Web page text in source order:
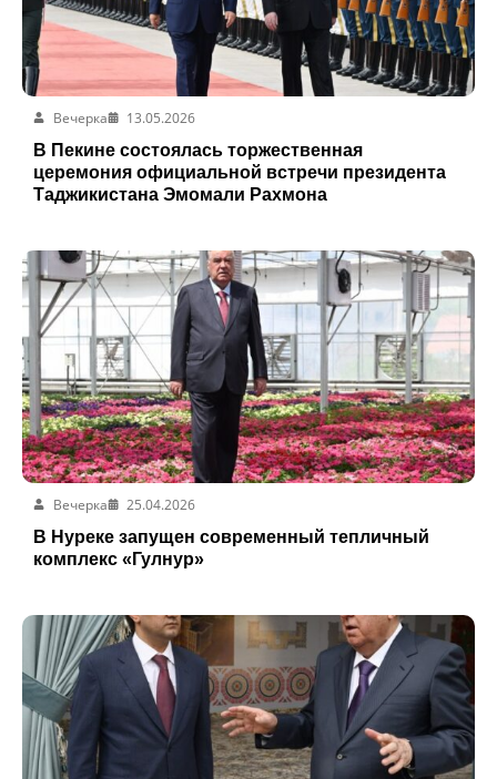
Вечерка
13.05.2026
В Пекине состоялась торжественная
церемония официальной встречи президента
Таджикистана Эмомали Рахмона
Вечерка
25.04.2026
В Нуреке запущен современный тепличный
комплекс «Гулнур»